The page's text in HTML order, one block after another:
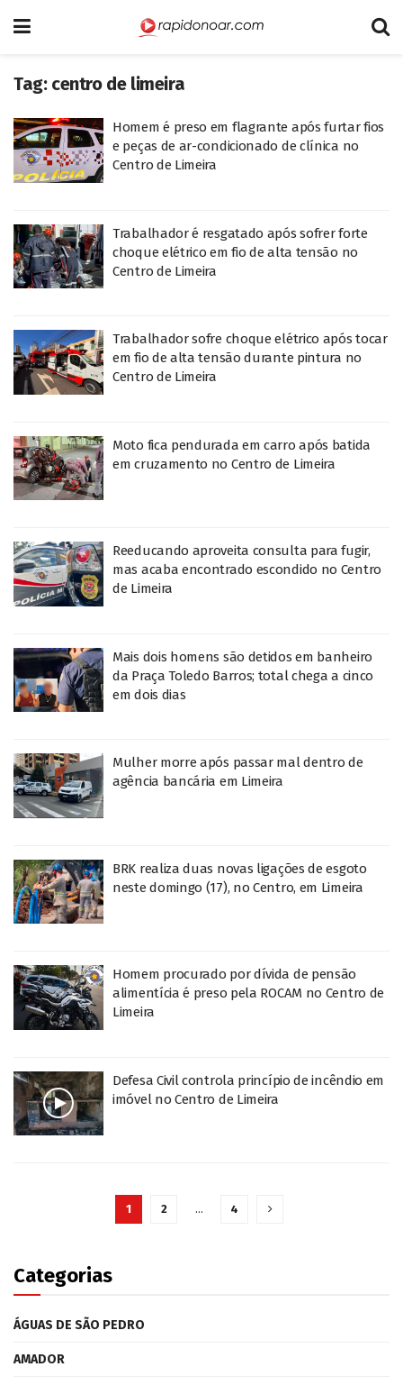
Tag: centro de limeira
Homem é preso em flagrante após furtar fios
e peças de ar-condicionado de clínica no
Centro de Limeira
Trabalhador é resgatado após sofrer forte
choque elétrico em fio de alta tensão no
Centro de Limeira
Trabalhador sofre choque elétrico após tocar
em fio de alta tensão durante pintura no
Centro de Limeira
Moto fica pendurada em carro após batida
em cruzamento no Centro de Limeira
Reeducando aproveita consulta para fugir,
mas acaba encontrado escondido no Centro
de Limeira
Mais dois homens são detidos em banheiro
da Praça Toledo Barros; total chega a cinco
em dois dias
Mulher morre após passar mal dentro de
agência bancária em Limeira
BRK realiza duas novas ligações de esgoto
neste domingo (17), no Centro, em Limeira
Homem procurado por dívida de pensão
alimentícia é preso pela ROCAM no Centro de
Limeira
Defesa Civil controla princípio de incêndio em
imóvel no Centro de Limeira
1 2 … 4
Categorias
ÁGUAS DE SÃO PEDRO
AMADOR